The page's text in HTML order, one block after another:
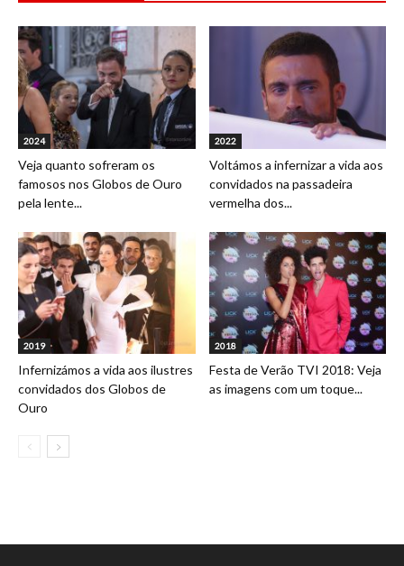
2024
Veja quanto sofreram os
famosos nos Globos de Ouro
pela lente...
2022
Voltámos a infernizar a vida aos
convidados na passadeira
vermelha dos...
2019
Infernizámos a vida aos ilustres
convidados dos Globos de
Ouro
2018
Festa de Verão TVI 2018: Veja
as imagens com um toque...